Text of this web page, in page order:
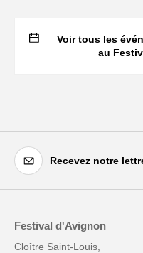
Voir tous les
au
Recevez notre
Festival d'Avignon
Cloître Saint-Louis,